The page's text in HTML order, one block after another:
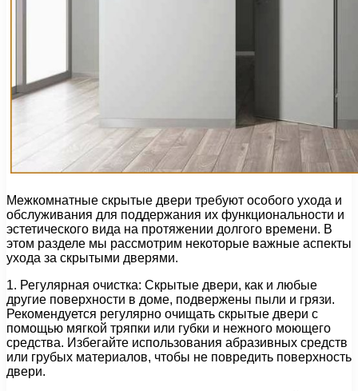
Межкомнатные скрытые двери требуют особого ухода и
обслуживания для поддержания их функциональности и
эстетического вида на протяжении долгого времени. В
этом разделе мы рассмотрим некоторые важные аспекты
ухода за скрытыми дверями.
1. Регулярная очистка: Скрытые двери, как и любые
другие поверхности в доме, подвержены пыли и грязи.
Рекомендуется регулярно очищать скрытые двери с
помощью мягкой тряпки или губки и нежного моющего
средства. Избегайте использования абразивных средств
или грубых материалов, чтобы не повредить поверхность
двери.